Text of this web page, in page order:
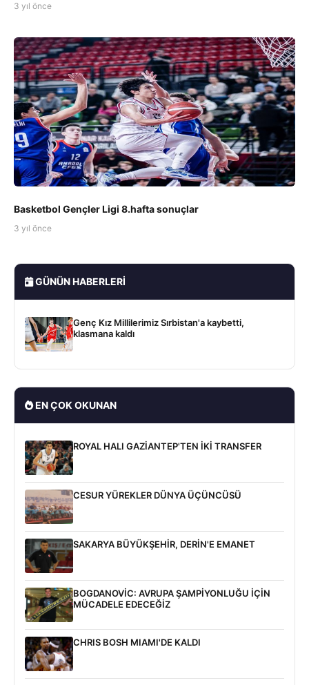
3 yıl önce
Basketbol Gençler Ligi 8.hafta sonuçlar
3 yıl önce
GÜNÜN HABERLERI
Genç Kız Millilerimiz Sırbistan'a kaybetti,
klasmana kaldı
EN ÇOK OKUNAN
ROYAL HALI GAZİANTEP'TEN İKİ TRANSFER
CESUR YÜREKLER DÜNYA ÜÇÜNCÜSÜ
SAKARYA BÜYÜKŞEHİR, DERİN'E EMANET
BOGDANOVİC: AVRUPA ŞAMPİYONLUĞU İÇİN
MÜCADELE EDECEĞİZ
CHRIS BOSH MIAMI'DE KALDI